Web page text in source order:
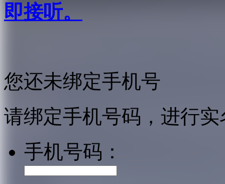
即接听。
您还未绑定手机号
请绑定手机号码，进行
手机号码：